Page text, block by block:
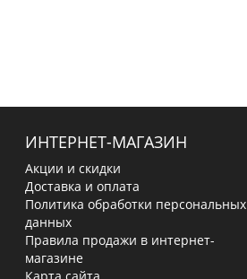
ИНТЕРНЕТ-МАГАЗИН
Акции и скидки
Доставка и оплата
Политика обработки персональных
данных
Правила продажи в интернет-
магазине